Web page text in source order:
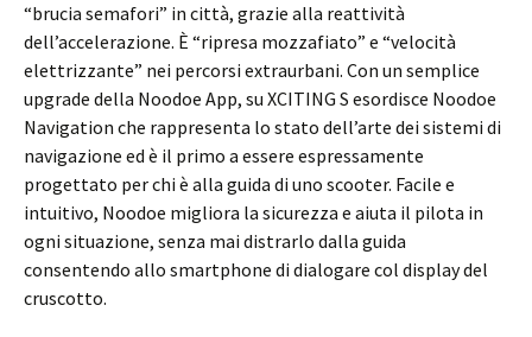
“brucia semafori” in città, grazie alla reattività
dell’accelerazione. È “ripresa mozzafiato” e “velocità
elettrizzante” nei percorsi extraurbani. Con un semplice
upgrade della Noodoe App, su XCITING S esordisce Noodoe
Navigation che rappresenta lo stato dell’arte dei sistemi di
navigazione ed è il primo a essere espressamente
progettato per chi è alla guida di uno scooter. Facile e
intuitivo, Noodoe migliora la sicurezza e aiuta il pilota in
ogni situazione, senza mai distrarlo dalla guida
consentendo allo smartphone di dialogare col display del
cruscotto.